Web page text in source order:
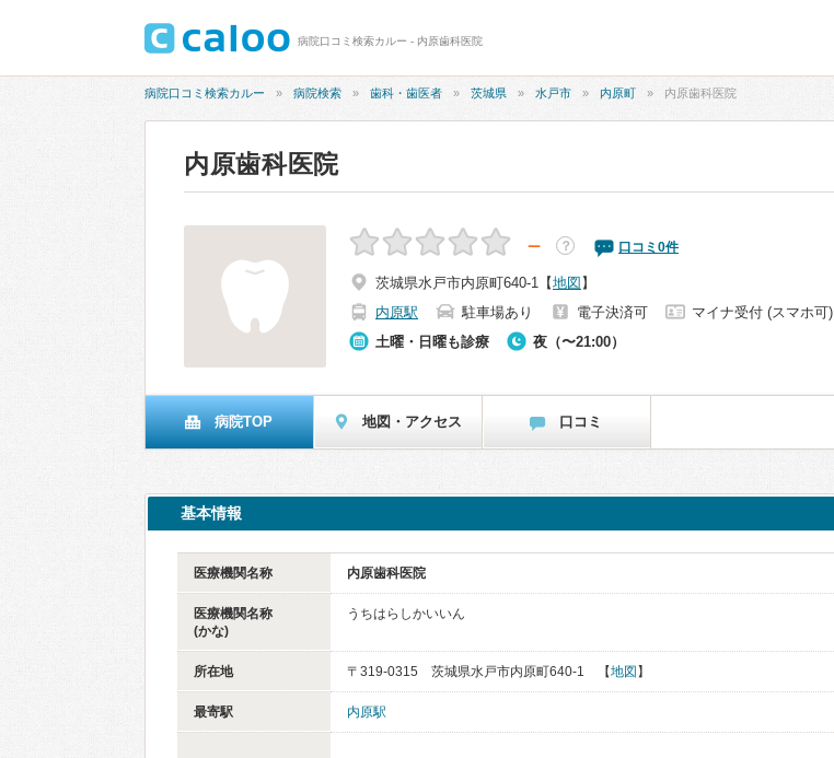
病院口コミ検索カルー - 内原歯科医院
病院口コミ検索カルー 病院検索 歯科・歯医者 茨城県 水戸市 内原町 内原歯科医院
内原歯科医院
－ ？ 口コミ 0件
茨城県水戸市内原町640-1 【地図 】
内原駅
駐車場あり 電子決済可
マイナ受付 (スマホ可)
土曜・日曜も診療
夜（〜21:00）
病院TOP 地図・アクセス 口コミ
基本情報
医療機関名称 内原歯科医院
医療機関名称
(かな)
うちはらしかいいん
所在地 〒319-0315 茨城県水戸市内原町640-1 【地図 】
最寄駅 内原駅